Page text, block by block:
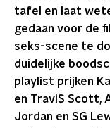
tafel en laat
gedaan voor de
seks-scene te
duidelijke
playlist prijken
en Travi$ Scott,
Jordan en SG